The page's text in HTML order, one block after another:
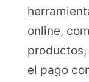
online,
el pago